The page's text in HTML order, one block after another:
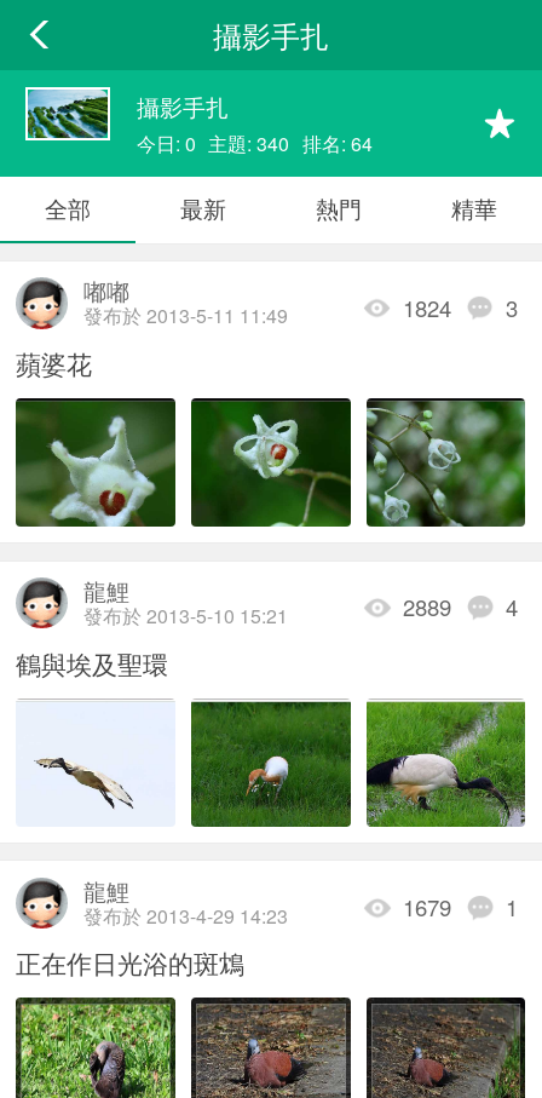
攝影手扎
攝影手扎
今日: 0 主題: 340 排名: 64
全部 最新 熱門 精華
1824 3
嘟嘟
發布於 2013-5-11 11:49
蘋婆花
2889 4
龍鯉
發布於 2013-5-10 15:21
鶴與埃及聖環
1679 1
龍鯉
發布於 2013-4-29 14:23
正在作日光浴的斑鴆